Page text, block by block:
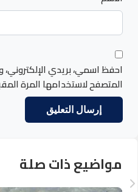
احفظ اسمي، بريدي
المتصفح لاستخدامها المرة
مواضيع ذات صلة